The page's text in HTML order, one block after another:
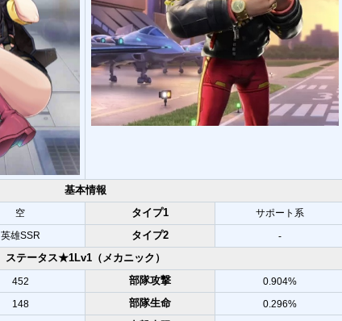
基本情報
空 タイプ1 サポート系
英雄SSR タイプ2 -
ステータス★1Lv1（メカニック）
452 部隊攻撃 0.904%
148 部隊生命 0.296%